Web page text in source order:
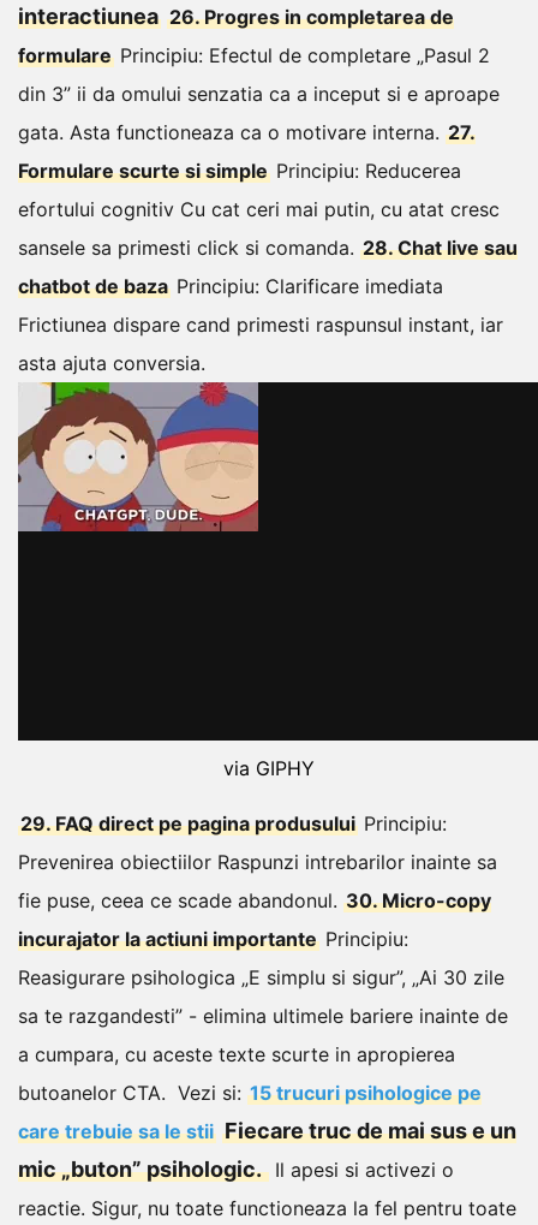
interactiunea 26. Progres in completarea de
formulare Principiu: Efectul de completare „Pasul 2
din 3” ii da omului senzatia ca a inceput si e aproape
gata. Asta functioneaza ca o motivare interna. 27.
Formulare scurte si simple Principiu: Reducerea
efortului cognitiv Cu cat ceri mai putin, cu atat cresc
sansele sa primesti click si comanda. 28. Chat live sau
chatbot de baza Principiu: Clarificare imediata
Frictiunea dispare cand primesti raspunsul instant, iar
asta ajuta conversia.
via GIPHY
29. FAQ direct pe pagina produsului Principiu:
Prevenirea obiectiilor Raspunzi intrebarilor inainte sa
fie puse, ceea ce scade abandonul. 30. Micro-copy
incurajator la actiuni importante Principiu:
Reasigurare psihologica „E simplu si sigur”, „Ai 30 zile
sa te razgandesti” - elimina ultimele bariere inainte de
a cumpara, cu aceste texte scurte in apropierea
butoanelor CTA. Vezi si: 15 trucuri psihologice pe
care trebuie sa le stii Fiecare truc de mai sus e un
mic „buton” psihologic. Il apesi si activezi o
reactie. Sigur, nu toate functioneaza la fel pentru toate